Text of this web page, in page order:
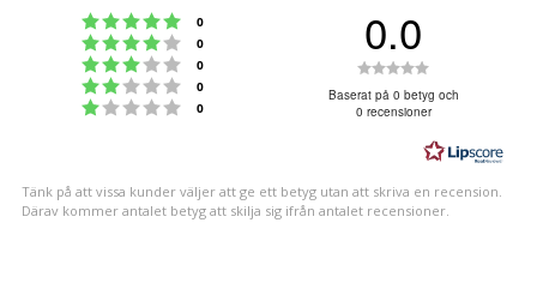
Betyg: 5 utav 5 stjärnor
0
Betyg: 4 utav 5 stjärnor
0
Betyg: 3 utav 5 stjärnor
0
Betyg: 2 utav 5 stjärnor
0
Betyg: 1 utav 5 stjärnor
0
0.0
0.0
utav
5
stjärnor
Baserat på 0 betyg och
0 recensioner
Tänk på att vissa kunder väljer att ge ett betyg utan att skriva en recension.
Därav kommer antalet betyg att skilja sig ifrån antalet recensioner.